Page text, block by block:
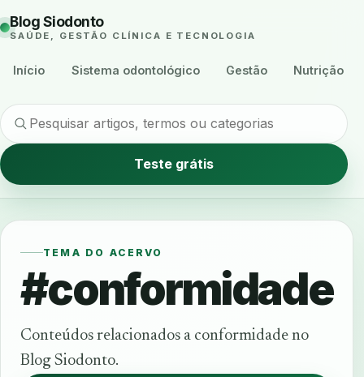
Blog Siodonto
SAÚDE, GESTÃO CLÍNICA E TECNOLOGIA
Início Sistema odontológico Gestão Nutrição
Teste grátis
TEMA DO ACERVO
#conformidade
Conteúdos relacionados a conformidade no
Blog Siodonto.